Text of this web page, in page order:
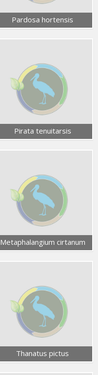
Pardosa hortensis
Pirata tenuitarsis
Metaphalangium cirtanum
Thanatus pictus